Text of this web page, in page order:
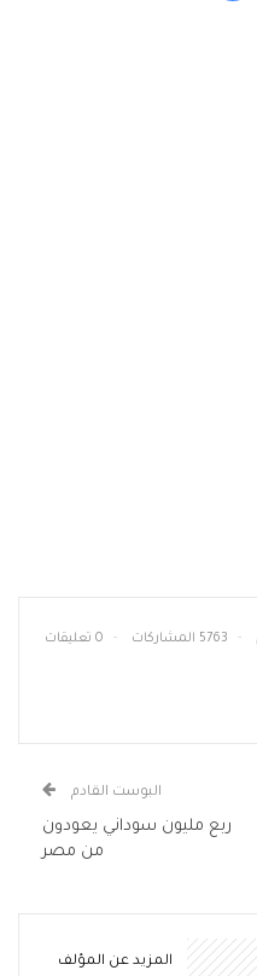
5763 المشاركات 0 تعليقات
البوست القادم
ربع مليون سوداني يعودون
من مصر
المزيد عن المؤلف